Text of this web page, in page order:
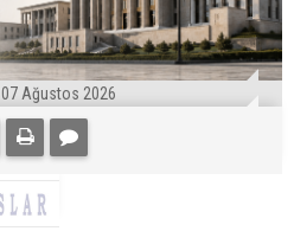
07 Ağustos 2026